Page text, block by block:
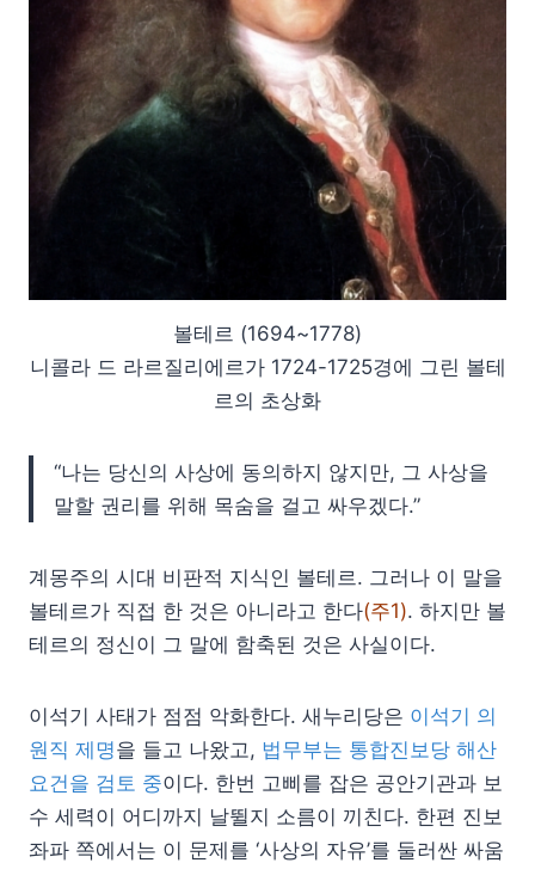
볼테르 (1694~1778)
니콜라 드 라르질리에르가 1724-1725경에 그린 볼테
르의 초상화
“나는 당신의 사상에 동의하지 않지만, 그 사상을
말할 권리를 위해 목숨을 걸고 싸우겠다.”
계몽주의 시대 비판적 지식인 볼테르. 그러나 이 말을
볼테르가 직접 한 것은 아니라고 한다(주1). 하지만 볼
테르의 정신이 그 말에 함축된 것은 사실이다.
이석기 사태가 점점 악화한다. 새누리당은 이석기 의
원직 제명을 들고 나왔고, 법무부는 통합진보당 해산
요건을 검토 중이다. 한번 고삐를 잡은 공안기관과 보
수 세력이 어디까지 날뛸지 소름이 끼친다. 한편 진보
좌파 쪽에서는 이 문제를 ‘사상의 자유’를 둘러싼 싸움